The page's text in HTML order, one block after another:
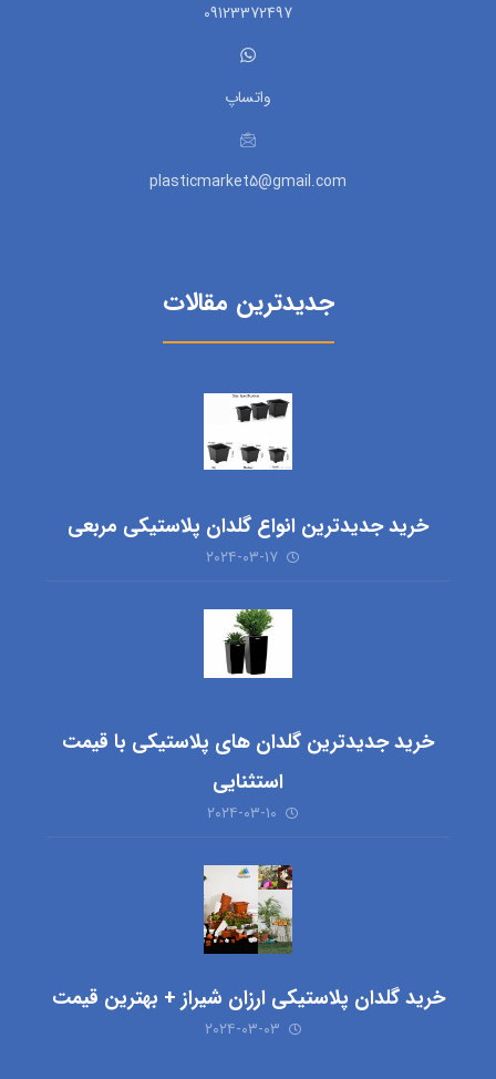
09123372497
واتساپ
plasticmarket5@gmail.com
جدیدترین مقالات
خرید جدیدترین انواع گلدان پلاستیکی مربعی
۲۰۲۴-۰۳-۱۷
خرید جدیدترین گلدان های پلاستیکی با قیمت
استثنایی
۲۰۲۴-۰۳-۱۰
خرید گلدان پلاستیکی ارزان شیراز + بهترین قیمت
۲۰۲۴-۰۳-۰۳